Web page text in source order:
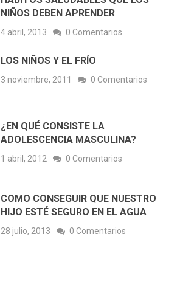
NIÑOS DEBEN APRENDER
4 abril, 2013 0 Comentarios
LOS NIÑOS Y EL FRÍO
3 noviembre, 2011 0 Comentarios
¿EN QUÉ CONSISTE LA
ADOLESCENCIA MASCULINA?
1 abril, 2012 0 Comentarios
COMO CONSEGUIR QUE NUESTRO
HIJO ESTÉ SEGURO EN EL AGUA
28 julio, 2013 0 Comentarios